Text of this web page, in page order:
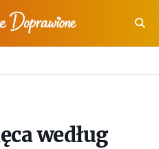
według